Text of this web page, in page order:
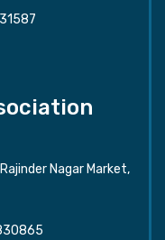
Nagar Market,